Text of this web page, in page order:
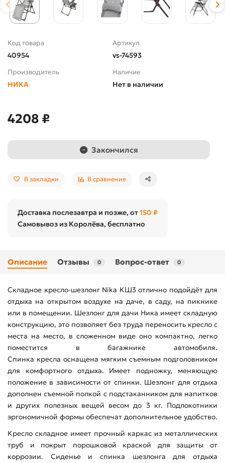
Код товара
40954
Артикул
vs-74593
Производитель
НИКА
Наличие
Нет в наличии
4208 ₽
Закончился
В закладки В сравнение
Доставка послезавтра и позже, от150 ₽
Самовывоз из Королёва, бесплатно
Описание Отзывы 0 Вопрос-ответ 0
Складное кресло-шезлонг Nika КШ3 отлично подойдёт для
отдыха на открытом воздухе на даче, в саду, на пикнике
или в помещении. Шезлонг для дачи Ника имеет складную
конструкцию, это позволяет без труда переносить кресло с
места на место, в сложенном виде оно компактно, легко
поместится в багажнике автомобиля.
Спинка кресла оснащена мягким съемным подголовником
для комфортного отдыха. Имеет подножку, меняющую
положение в зависимости от спинки. Шезлонг для отдыха
дополнен съемной полкой с подстаканником для напитков
и других полезных вещей весом до 3 кг. Подлокотники
эргономичной формы обеспечат дополнительное удобство.
Кресло складное имеет прочный каркас из металлических
труб и покрыт порошковой краской для защиты от
коррозии. Сиденье и спинка шезлонга для отдыха